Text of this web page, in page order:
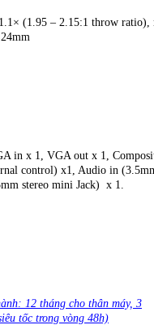
(1.95 – 2.15:1 throw ratio),
in x 1, VGA out x 1,
control) x1, Audio in
stereo mini Jack) x 1.
12 tháng cho thân máy, 3
tốc trong vòng 48h)